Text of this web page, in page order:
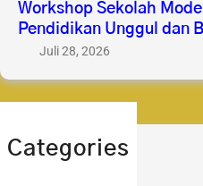
Workshop Sekolah
Pendidikan Unggul dan
Juli 28, 2026
Categories